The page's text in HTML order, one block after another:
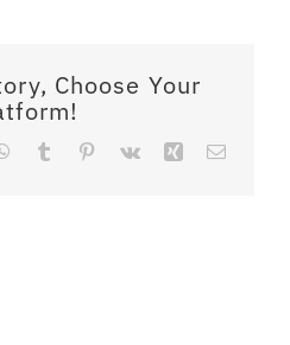
Choose Your
WhatsApp
Tumblr Pinterest
Vk Xing Email